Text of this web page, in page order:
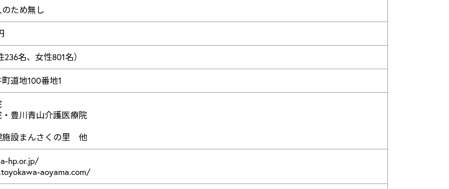
ため無し
名、女性801名）
道地100番地1
豊川青山介護医療院
施設まんさくの里 他
hp.or.jp/
aoyama.com/